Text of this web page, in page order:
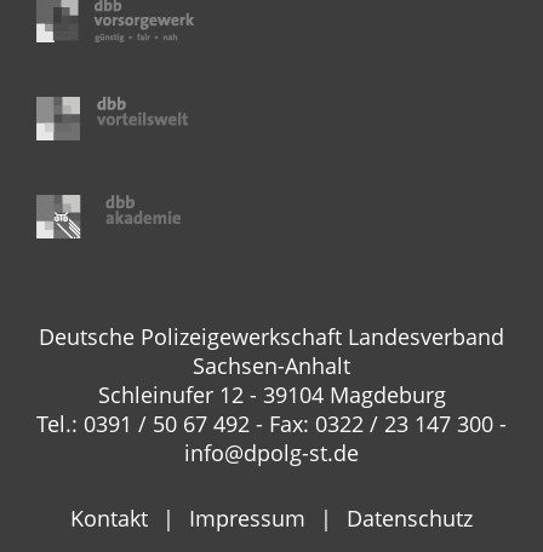
Deutsche Polizeigewerkschaft Landesverband
Sachsen-Anhalt
Schleinufer 12 - 39104 Magdeburg
Tel.: 0391 / 50 67 492 - Fax: 0322 / 23 147 300 -
info@dpolg-st.de
Kontakt Impressum Datenschutz